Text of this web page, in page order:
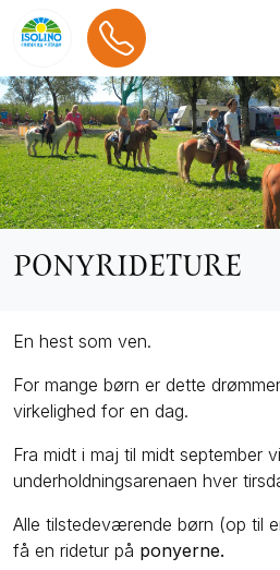
PONYRIDETURE
En hest som ven.
For mange børn er dette
virkelighed for en dag.
Fra midt i maj til midt september
underholdningsarenaen hver
Alle tilstedeværende børn (op til
få en ridetur på ponyerne.